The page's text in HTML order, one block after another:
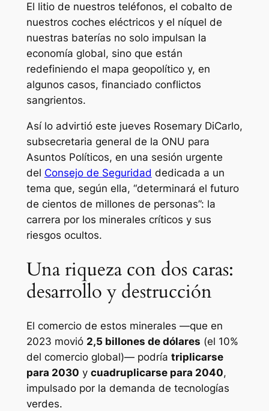
El litio de nuestros teléfonos, el cobalto de
nuestros coches eléctricos y el níquel de
nuestras baterías no solo impulsan la
economía global, sino que están
redefiniendo el mapa geopolítico y, en
algunos casos, financiado conflictos
sangrientos.
Así lo advirtió este jueves Rosemary DiCarlo,
subsecretaria general de la ONU para
Asuntos Políticos, en una sesión urgente
del Consejo de Seguridad dedicada a un
tema que, según ella, “determinará el futuro
de cientos de millones de personas”: la
carrera por los minerales críticos y sus
riesgos ocultos.
Una riqueza con dos caras:
desarrollo y destrucción
El comercio de estos minerales —que en
2023 movió 2,5 billones de dólares (el 10%
del comercio global)— podría triplicarse
para 2030 y cuadruplicarse para 2040,
impulsado por la demanda de tecnologías
verdes.